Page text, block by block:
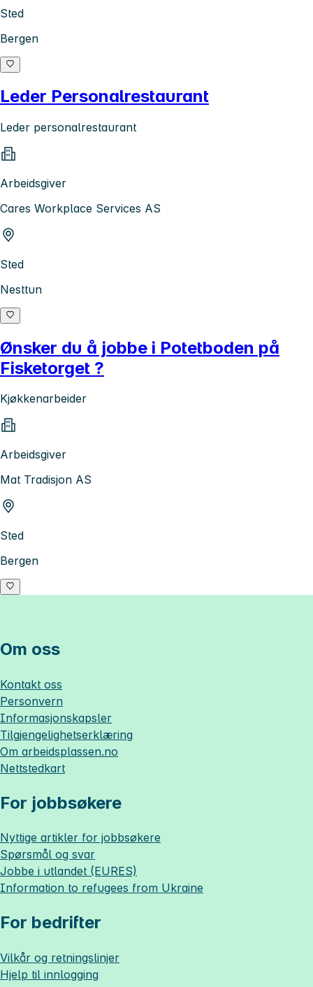
Sted
Bergen
Leder Personalrestaurant
Leder personalrestaurant
Arbeidsgiver
Cares Workplace Services AS
Sted
Nesttun
Ønsker du å jobbe i Potetboden på
Fisketorget ?
Kjøkkenarbeider
Arbeidsgiver
Mat Tradisjon AS
Sted
Bergen
Om oss
Kontakt oss
Personvern
Informasjonskapsler
Tilgjengelighetserklæring
Om arbeidsplassen.no
Nettstedkart
For jobbsøkere
Nyttige artikler for jobbsøkere
Spørsmål og svar
Jobbe i utlandet (EURES)
Information to refugees from Ukraine
For bedrifter
Vilkår og retningslinjer
Hjelp til innlogging